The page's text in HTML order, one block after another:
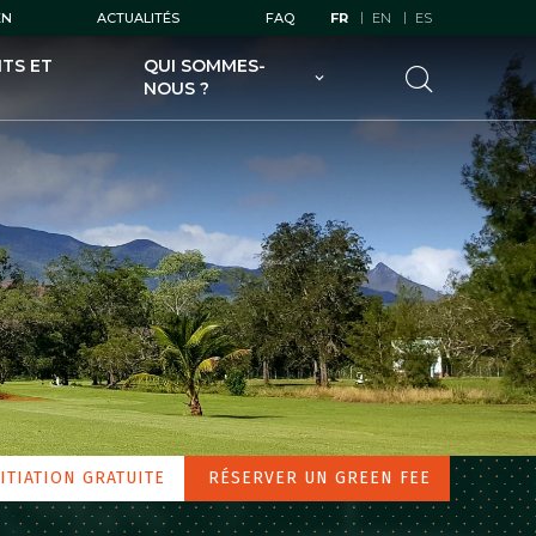
ACTUALITÉS FAQ FR EN ES
ET
QUI SOMMES-
NOUS ?
PROPRIÉTAIRES DE GOLFS
UGOLF ET SES FILIALES
UGOLF ÉCODURABLE
GRATUITE RÉSERVER UN GREEN FEE